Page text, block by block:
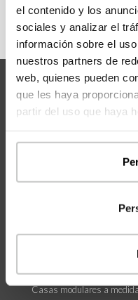
el contenido y los
sociales y analizar el
información sobre el
nuestros partners de
web, quienes pueden
que les haya
partir del uso que haya
Catálogo casas inHAUS
Memoria de calidades
Casas modulares a